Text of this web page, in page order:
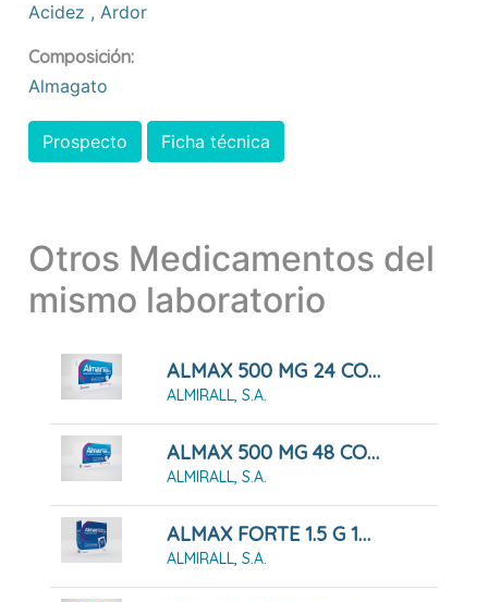
Acidez , Ardor
Composición:
Almagato
Prospecto Ficha técnica
Otros Medicamentos del
mismo laboratorio
ALMAX 500 MG 24 COMPRIMIDOS MASTICABLES
ALMIRALL, S.A.
ALMAX 500 MG 48 COMPRIMIDOS MASTICABLES
ALMIRALL, S.A.
ALMAX FORTE 1.5 G 12 SOBRES SUSPENSION ORAL
ALMIRALL, S.A.